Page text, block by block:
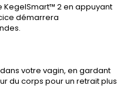
2 en appuyant
démarrera
votre vagin, en gardant
du corps pour un retrait plus